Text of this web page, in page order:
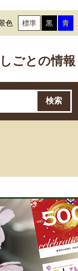
色 標準 黒 青
しごとの情報